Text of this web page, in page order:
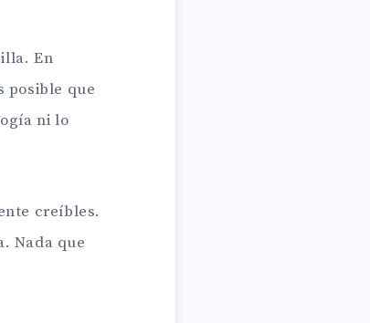
En
posible que
ni lo
creíbles.
Nada que